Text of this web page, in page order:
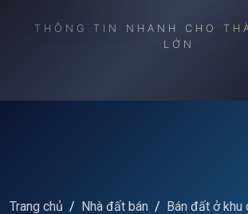
THÔNG TIN NHANH CHO
LỚN
Trang chủ Nhà đất bán
Bán đất ở khu